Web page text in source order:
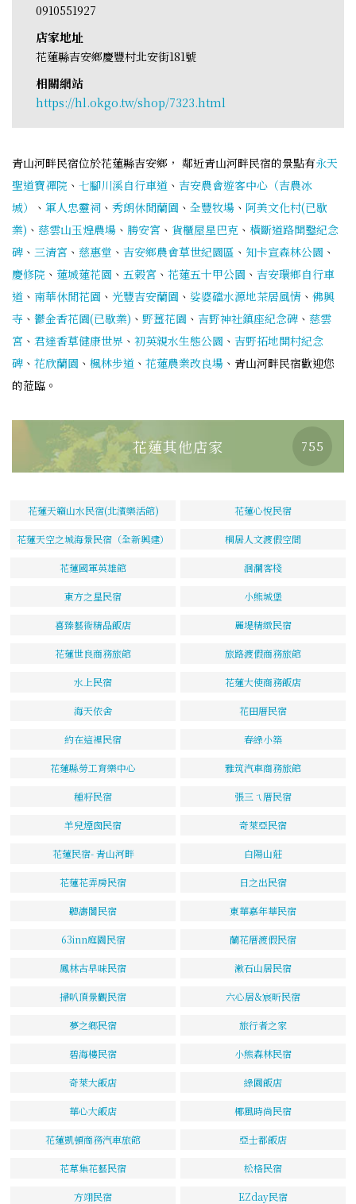
0910551927
店家地址
花蓮縣吉安鄉慶豐村北安街181號
相關網站
https://hl.okgo.tw/shop/7323.html
青山河畔民宿位於花蓮縣吉安鄉， 鄰近青山河畔民宿的景點有永天
聖道寶禪院 、 七腳川溪自行車道 、 吉安農會遊客中心（吉農冰
城）
、 軍人忠靈祠 、 秀朗休閒蘭園 、 全豐牧場 、 阿美文化村(已歇
業) 、 慈雲山玉煌農場 、 勝安宮 、 貨櫃屋星巴克 、 橫斷道路開鑿紀念
碑 、 三清宮 、 慈惠堂 、 吉安鄉農會草世紀園區 、 知卡宣森林公園 、
慶修院 、 蓮城蓮花園 、 五榖宮 、 花蓮五十甲公園 、 吉安環鄉自行車
道 、 南華休閒花園 、 光豐吉安蘭園 、 娑婆礑水源地茶居風情 、 佛興
寺 、 鬱金香花園(已歇業) 、 野薑花園 、 吉野神社鎮座紀念碑 、 慈雲
宮 、 君達香草健康世界 、 初英親水生態公園 、 吉野拓地開村紀念
碑 、 花欣蘭園 、 楓林步道 、 花蓮農業改良場 、青山河畔民宿歡迎您
的蒞臨。
花蓮其他店家 755
花蓮天籟山水民宿(北濱樂活館) 花蓮心悅民宿
花蓮天空之城海景民宿（全新興建） 桐居人文渡假空間
花蓮國軍英雄館 洄瀾客棧
東方之星民宿 小熊城堡
喜臻藝術精品飯店 麗堤精緻民宿
花蓮世良商務旅館 旅路渡假商務旅館
水上民宿 花蓮大使商務飯店
海天依舍 花田厝民宿
約在這裡民宿 春綠小築
花蓮縣勞工育樂中心 雅筑汽車商務旅館
種籽民宿 張三ㄟ厝民宿
羊兒煙囪民宿 奇萊亞民宿
花蓮民宿- 青山河畔 白陽山莊
花蓮花弄房民宿 日之出民宿
聽濤閣民宿 東華嘉年華民宿
63inn庭園民宿 蘭花厝渡假民宿
鳳林古早味民宿 漱石山居民宿
掃叭頂景觀民宿 六心居&宸昕民宿
夢之鄉民宿 旅行者之家
碧海樓民宿 小熊森林民宿
奇萊大飯店 綠園飯店
華心大飯店 椰風時尚民宿
花蓮凱頓商務汽車旅館 亞士都飯店
花草集花藝民宿 松格民宿
方翊民宿 EZday民宿